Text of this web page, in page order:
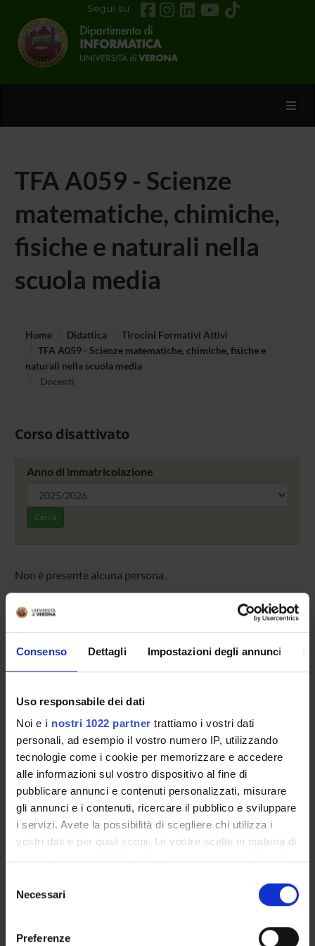
Consenso Dettagli Impostazioni degli annunci
Uso responsabile dei dati
Noi e i nostri 1022 partner trattiamo i vostri dati
personali, ad esempio il vostro numero IP, utilizzando
tecnologie come i cookie per memorizzare e accedere
alle informazioni sul vostro dispositivo al fine di
pubblicare annunci e contenuti personalizzati, misurare
gli annunci e i contenuti, ricercare il pubblico e sviluppare
i servizi. Avete la possibilità di scegliere chi utilizza i
vostri dati e per quali scopi. Le vostre scelte in materia di
modificare o revocare il proprio consenso in qualsiasi
momento dalla Dichiarazione sui cookie o facendo clic
delNecessari
Preferenze
Segui su
TFA A059 - Scienze
matematiche, chimiche,
fisiche e naturali nella
scuola media
Home Didattica
Tirocini Formativi Attivi
TFA A059 - Scienze matematiche, chimiche, fisiche e
naturali nella scuola media
Docenti
Corso disattivato
Anno di immatricolazione
Cerca
Non è presente alcuna persona.
Calendario didattico
Piani didattici
Calendario esami
Bacheca avvisi
Proposte tesi e stage
Organi collegiali e di governo
Docenti
CORSI DI STUDIO
DOTTORATI, MASTER E FORMAZIONE SUPERIORE